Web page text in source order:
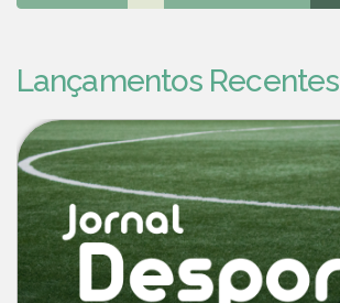
Lançamentos Recentes